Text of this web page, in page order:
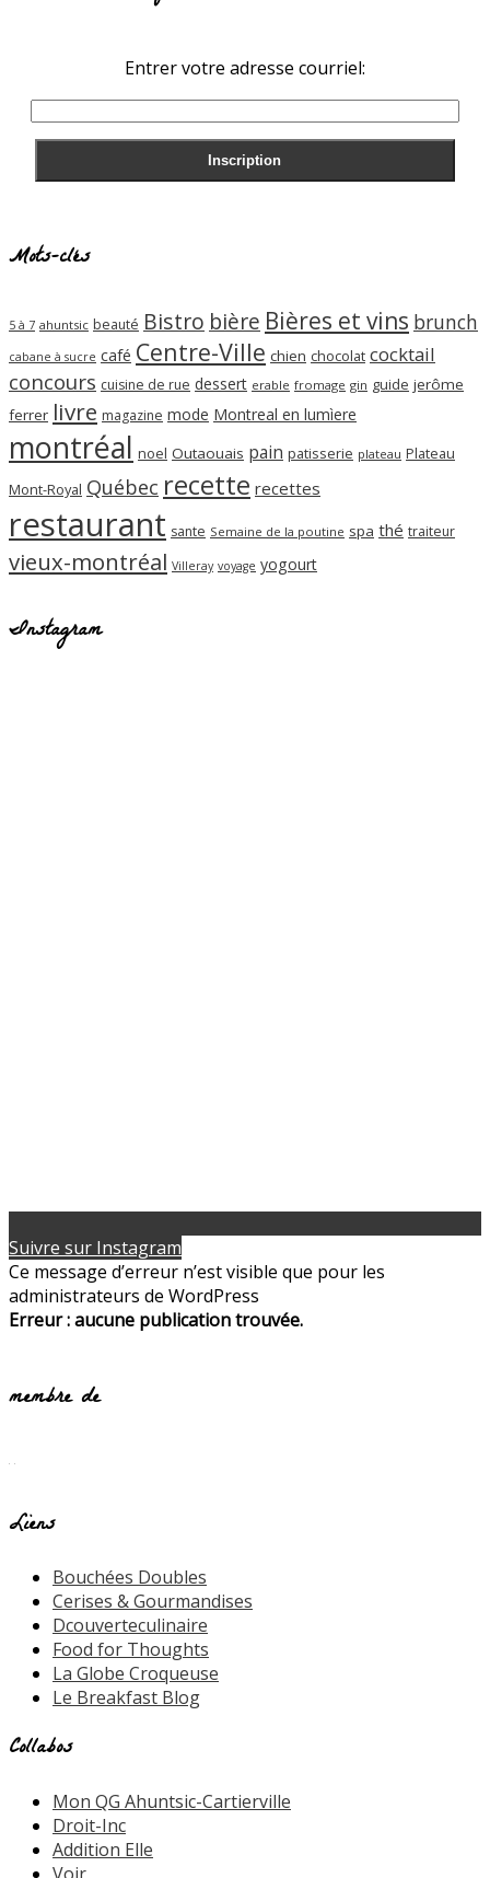
Entrer votre adresse courriel:
Mots-clés
5 à 7 ahuntsic beauté Bistro bière Bières et vins brunch
cabane à sucre café Centre-Ville chien chocolat cocktail
concours cuisine de rue dessert erable fromage gin guide jerôme
ferrer livre magazine mode Montreal en lumìere
montréal noel Outaouais pain patisserie plateau Plateau
Mont-Royal Québec recette recettes
restaurant sante Semaine de la poutine spa thé traiteur
vieux-montréal Villeray voyage yogourt
Instagram
Suivre sur Instagram
Ce message d’erreur n’est visible que pour les
administrateurs de WordPress
Erreur : aucune publication trouvée.
membre de
Liens
Bouchées Doubles
Cerises & Gourmandises
Dcouverteculinaire
Food for Thoughts
La Globe Croqueuse
Le Breakfast Blog
Collabos
Mon QG Ahuntsic-Cartierville
Droit-Inc
Addition Elle